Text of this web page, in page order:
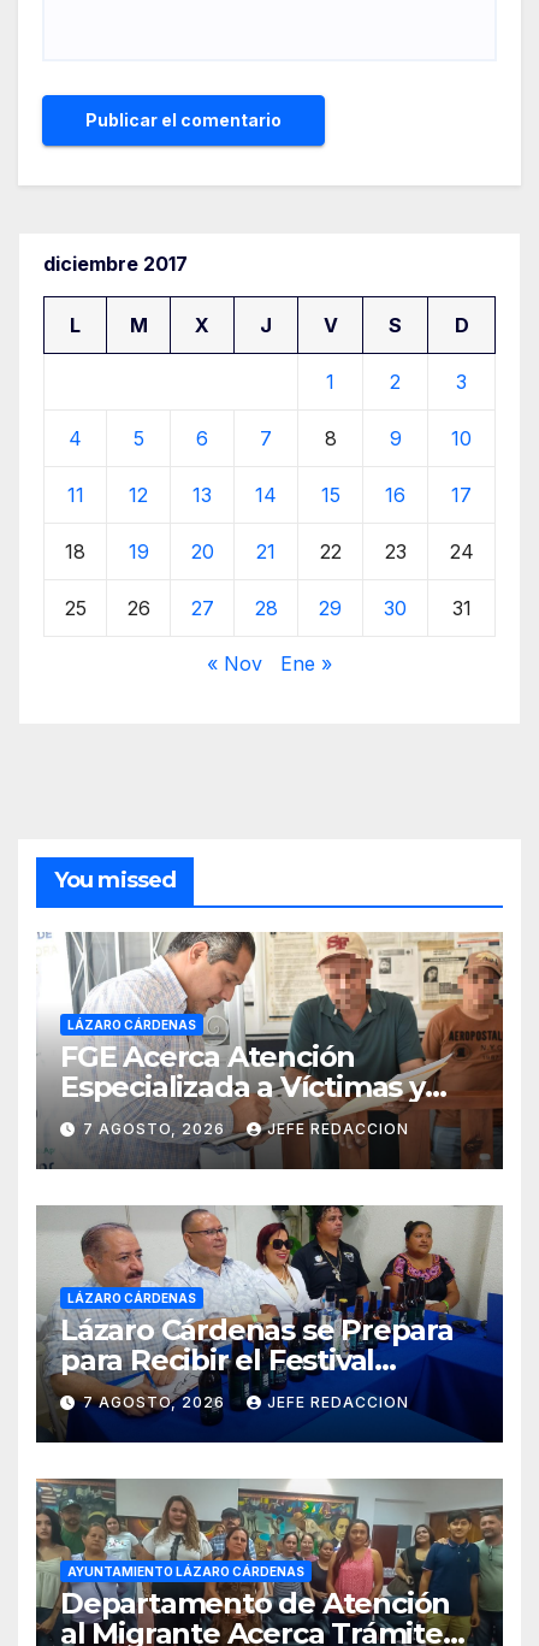
diciembre 2017
L M X J V S D
1 2 3
4 5 6 7 8 9 10
11 12 13 14 15 16 17
18 19 20 21 22 23 24
25 26 27 28 29 30 31
« Nov Ene »
You missed
LÁZARO CÁRDENAS
FGE Acerca Atención
Especializada a Víctimas y
Ciudadanía de Coalcomán
7 AGOSTO, 2026 JEFE REDACCION
LÁZARO CÁRDENAS
Lázaro Cárdenas se Prepara
para Recibir el Festival
Internacional de la Cerveza
Costa de Michoacán 2026
7 AGOSTO, 2026 JEFE REDACCION
AYUNTAMIENTO LÁZARO CÁRDENAS
Departamento de Atención
al Migrante Acerca Trámite